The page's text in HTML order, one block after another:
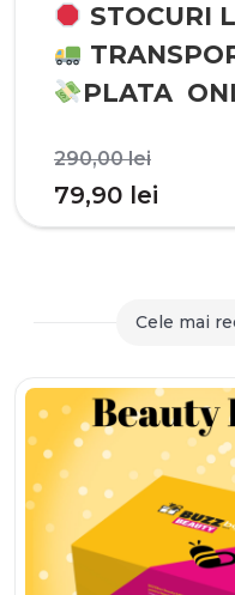
STOCURI
PLATA
290,00leiPrețul
inițial
a
79,90 lei
Cele mai